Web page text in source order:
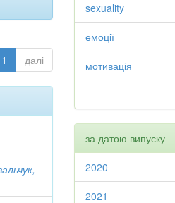
1 далі
sexuality
емоції
мотивація
за датою випуску
2020
2021